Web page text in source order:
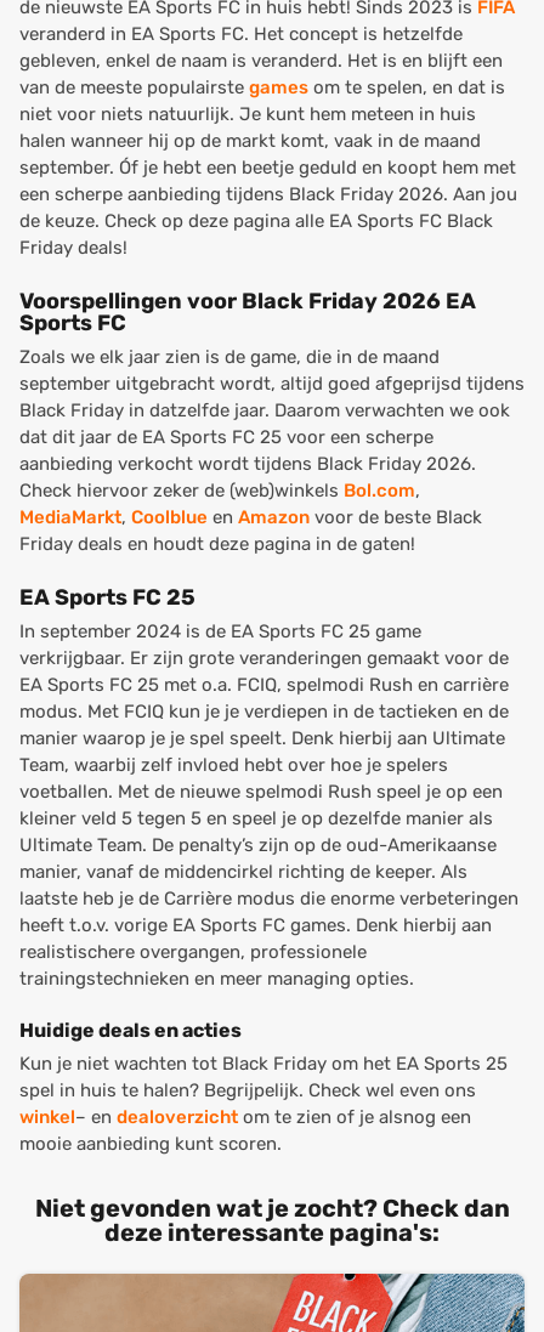
de nieuwste EA Sports FC in huis hebt! Sinds 2023 is FIFA
veranderd in EA Sports FC. Het concept is hetzelfde
gebleven, enkel de naam is veranderd. Het is en blijft een
van de meeste populairste games om te spelen, en dat is
niet voor niets natuurlijk. Je kunt hem meteen in huis
halen wanneer hij op de markt komt, vaak in de maand
september. Óf je hebt een beetje geduld en koopt hem met
een scherpe aanbieding tijdens Black Friday 2026. Aan jou
de keuze. Check op deze pagina alle EA Sports FC Black
Friday deals!
Voorspellingen voor Black Friday 2026 EA
Sports FC
Zoals we elk jaar zien is de game, die in de maand
september uitgebracht wordt, altijd goed afgeprijsd tijdens
Black Friday in datzelfde jaar. Daarom verwachten we ook
dat dit jaar de EA Sports FC 25 voor een scherpe
aanbieding verkocht wordt tijdens Black Friday 2026.
Check hiervoor zeker de (web)winkels Bol.com,
MediaMarkt, Coolblue en Amazon voor de beste Black
Friday deals en houdt deze pagina in de gaten!
EA Sports FC 25
In september 2024 is de EA Sports FC 25 game
verkrijgbaar. Er zijn grote veranderingen gemaakt voor de
EA Sports FC 25 met o.a. FCIQ, spelmodi Rush en carrière
modus. Met FCIQ kun je je verdiepen in de tactieken en de
manier waarop je je spel speelt. Denk hierbij aan Ultimate
Team, waarbij zelf invloed hebt over hoe je spelers
voetballen. Met de nieuwe spelmodi Rush speel je op een
kleiner veld 5 tegen 5 en speel je op dezelfde manier als
Ultimate Team. De penalty’s zijn op de oud-Amerikaanse
manier, vanaf de middencirkel richting de keeper. Als
laatste heb je de Carrière modus die enorme verbeteringen
heeft t.o.v. vorige EA Sports FC games. Denk hierbij aan
realistischere overgangen, professionele
trainingstechnieken en meer managing opties.
Huidige deals en acties
Kun je niet wachten tot Black Friday om het EA Sports 25
spel in huis te halen? Begrijpelijk. Check wel even ons
winkel– en dealoverzicht om te zien of je alsnog een
mooie aanbieding kunt scoren.
Niet gevonden wat je zocht? Check dan
deze interessante pagina's: